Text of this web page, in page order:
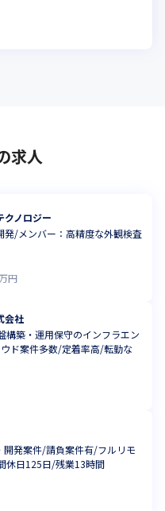
求人
クノロジー
発/メンバー：高精度な外観検査
万円
会社
構築・運用保守のインフラエン
ド案件多数/定着率高/転勤な
開発案件/請負案件有/フルリモ
休日125日/残業13時間